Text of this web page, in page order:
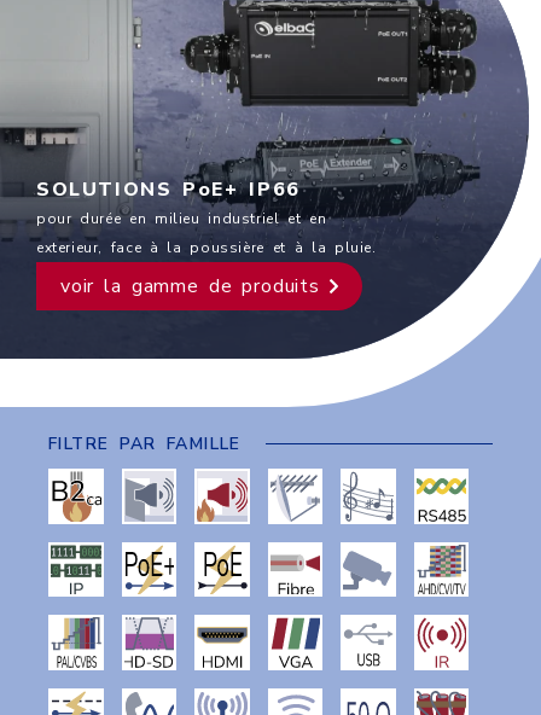
SOLUTIONS PoE+ IP66
pour durée en milieu industriel et en
exterieur, face à la poussière et à la pluie.
voir la gamme de produits
FILTRE PAR FAMILLE